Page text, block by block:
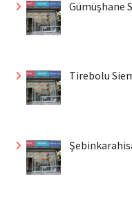
Gümüşhane
Tirebolu